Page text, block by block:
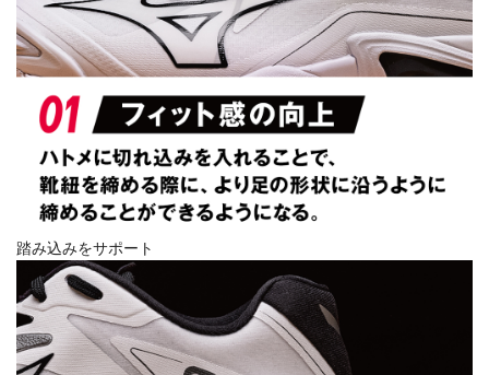
踏み込みをサポート